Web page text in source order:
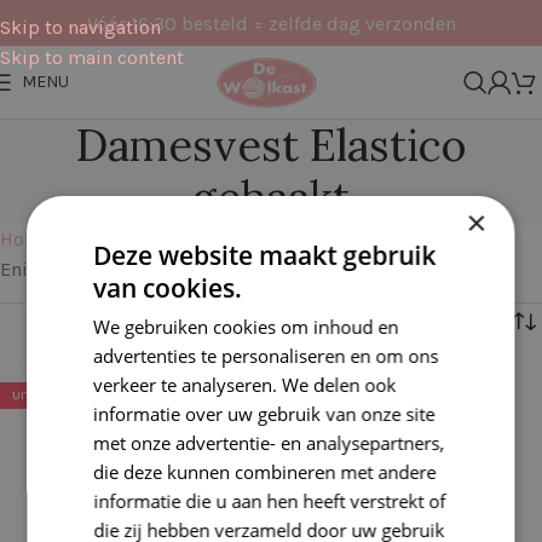
Skip to navigation
Skip to main content
Vóór 16:30 besteld = zelfde dag verzonden
MENU
Damesvest Elastico
gehaakt
Home
Damesvest Elastico gehaakt
Enig resultaat
UITVERKOCHT
×
Deze website maakt gebruik
van cookies.
We gebruiken cookies om inhoud en
advertenties te personaliseren en om ons
verkeer te analyseren. We delen ook
informatie over uw gebruik van onze site
met onze advertentie- en analysepartners,
die deze kunnen combineren met andere
informatie die u aan hen heeft verstrekt of
die zij hebben verzameld door uw gebruik